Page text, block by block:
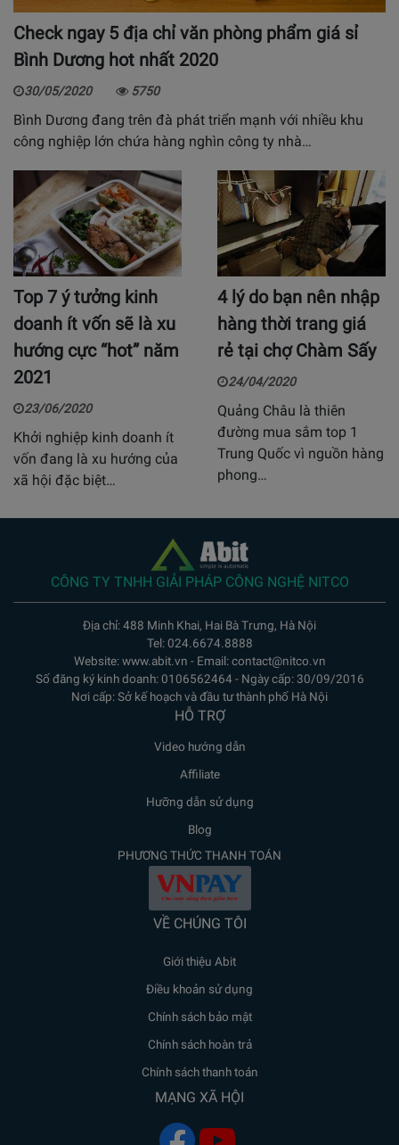
Check ngay 5 địa chỉ văn phòng phẩm giá sỉ
Bình Dương hot nhất 2020
30/05/2020 5750
Bình Dương đang trên đà phát triển mạnh với nhiều khu
công nghiệp lớn chứa hàng nghìn công ty nhà…
Top 7 ý tưởng kinh
doanh ít vốn sẽ là xu
hướng cực “hot” năm
2021
23/06/2020
Khởi nghiệp kinh doanh ít
vốn đang là xu hướng của
xã hội đặc biệt…
4 lý do bạn nên nhập
hàng thời trang giá
rẻ tại chợ Chàm Sấy
24/04/2020
Quảng Châu là thiên
đường mua sắm top 1
Trung Quốc vì nguồn hàng
phong…
CÔNG TY TNHH GIẢI PHÁP CÔNG NGHỆ NITCO
Địa chỉ: 488 Minh Khai, Hai Bà Trưng, Hà Nội
Tel: 024.6674.8888
Website: www.abit.vn - Email: contact@nitco.vn
Số đăng ký kinh doanh: 0106562464 - Ngày cấp: 30/09/2016
Nơi cấp: Sở kế hoạch và đầu tư thành phố Hà Nội
HỖ TRỢ
Video hướng dẫn
Affiliate
Hưỡng dẫn sử dụng
Blog
PHƯƠNG THỨC THANH TOÁN
VỀ CHÚNG TÔI
Giới thiệu Abit
Điều khoản sử dụng
Chính sách bảo mật
Chính sách hoàn trả
Chính sách thanh toán
MẠNG XÃ HỘI